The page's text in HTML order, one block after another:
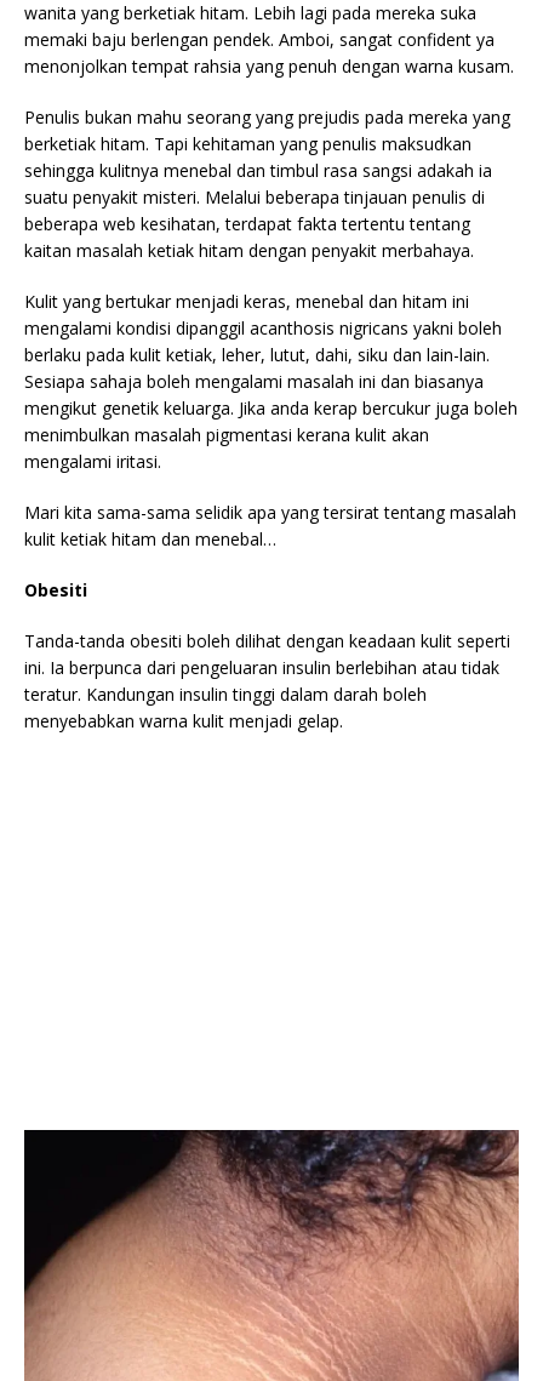
wanita yang berketiak hitam. Lebih lagi pada mereka suka
memaki baju berlengan pendek. Amboi, sangat confident ya
menonjolkan tempat rahsia yang penuh dengan warna kusam.
Penulis bukan mahu seorang yang prejudis pada mereka yang
berketiak hitam. Tapi kehitaman yang penulis maksudkan
sehingga kulitnya menebal dan timbul rasa sangsi adakah ia
suatu penyakit misteri. Melalui beberapa tinjauan penulis di
beberapa web kesihatan, terdapat fakta tertentu tentang
kaitan masalah ketiak hitam dengan penyakit merbahaya.
Kulit yang bertukar menjadi keras, menebal dan hitam ini
mengalami kondisi dipanggil acanthosis nigricans yakni boleh
berlaku pada kulit ketiak, leher, lutut, dahi, siku dan lain-lain.
Sesiapa sahaja boleh mengalami masalah ini dan biasanya
mengikut genetik keluarga. Jika anda kerap bercukur juga boleh
menimbulkan masalah pigmentasi kerana kulit akan
mengalami iritasi.
Mari kita sama-sama selidik apa yang tersirat tentang masalah
kulit ketiak hitam dan menebal…
Obesiti
Tanda-tanda obesiti boleh dilihat dengan keadaan kulit seperti
ini. Ia berpunca dari pengeluaran insulin berlebihan atau tidak
teratur. Kandungan insulin tinggi dalam darah boleh
menyebabkan warna kulit menjadi gelap.